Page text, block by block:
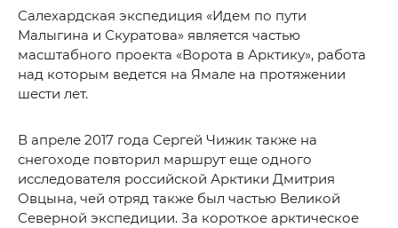
Салехардская экспедиция «Идем по пути
Малыгина и Скуратова» является частью
масштабного проекта «Ворота в Арктику», работа
над которым ведется на Ямале на протяжении
шести лет.
В апреле 2017 года Сергей Чижик также на
снегоходе повторил маршрут еще одного
исследователя российской Арктики Дмитрия
Овцына, чей отряд также был частью Великой
Северной экспедиции. За короткое арктическое